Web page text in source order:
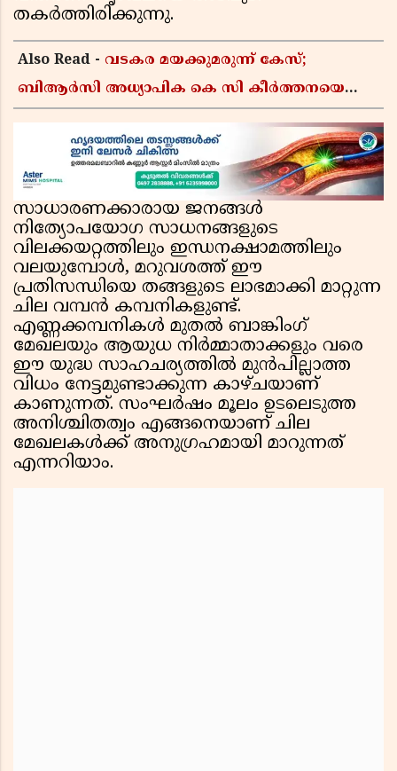
തകർത്തിരിക്കുന്നു.
Also Read - വടകര മയക്കുമരുന്ന് കേസ്;
ബിആർസി അധ്യാപിക കെ സി കീർത്തനയെ
സാധാരണക്കാരായ ജനങ്ങൾ
നിത്യോപയോഗ സാധനങ്ങളുടെ
വിലക്കയറ്റത്തിലും ഇന്ധനക്ഷാമത്തിലും
വലയുമ്പോൾ, മറുവശത്ത് ഈ
പ്രതിസന്ധിയെ തങ്ങളുടെ ലാഭമാക്കി മാറ്റുന്ന
ചില വമ്പൻ കമ്പനികളുണ്ട്.
എണ്ണക്കമ്പനികൾ മുതൽ ബാങ്കിംഗ്
മേഖലയും ആയുധ നിർമ്മാതാക്കളും വരെ
ഈ യുദ്ധ സാഹചര്യത്തിൽ മുൻപില്ലാത്ത
വിധം നേട്ടമുണ്ടാക്കുന്ന കാഴ്ചയാണ്
കാണുന്നത്. സംഘർഷം മൂലം ഉടലെടുത്ത
അനിശ്ചിതത്വം എങ്ങനെയാണ് ചില
മേഖലകൾക്ക് അനുഗ്രഹമായി മാറുന്നത്
എന്നറിയാം.